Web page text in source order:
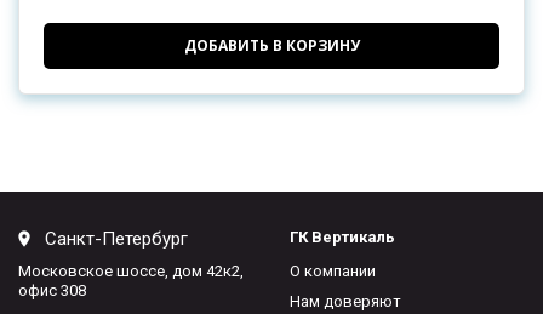
ДОБАВИТЬ В КОРЗИНУ
Санкт-Петербург
Московское шоссе, дом 42к2,
офис 308
ГК Вертикаль
О компании
Нам доверяют